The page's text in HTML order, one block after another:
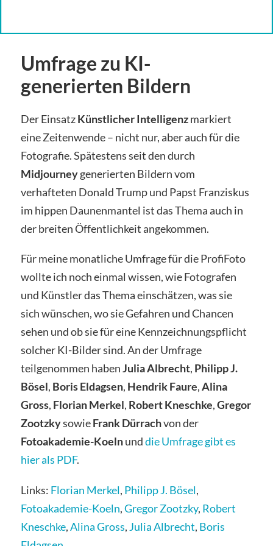
Umfrage zu KI-
generierten Bildern
Der EinsatzKünstlicher Intelligenzmarkiert
eine Zeitenwende – nicht nur, aber auch für die
Fotografie. Spätestens seit den durch
Midjourneygenerierten Bildern vom
verhafteten Donald Trump und Papst Franziskus
im hippen Daunenmantel ist das Thema auch in
der breiten Öffentlichkeit angekommen.
Für meine monatliche Umfrage für die ProfiFoto
wollte ich noch einmal wissen, wie Fotografen
und Künstler das Thema einschätzen, was sie
sich wünschen, wo sie Gefahren und Chancen
sehen und ob sie für eine Kennzeichnungspflicht
solcher KI-Bilder sind. An der Umfrage
teilgenommen habenJulia Albrecht, Philipp J.
Bösel, Boris Eldagsen, Hendrik Faure,Alina
Gross, Florian Merkel, Robert Kneschke,Gregor
ZootzkysowieFrank Dürrachvon der
Fotoakademie-Koelnunddie Umfrage gibt es
hier als PDF.
Links: Florian Merkel, Philipp J. Bösel,
Fotoakademie-Koeln,Gregor Zootzky, Robert
Kneschke,Alina Gross, Julia Albrecht, Boris